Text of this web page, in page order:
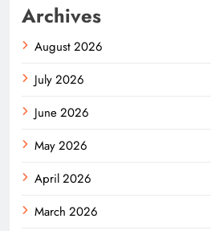
Archives
August 2026
July 2026
June 2026
May 2026
April 2026
March 2026